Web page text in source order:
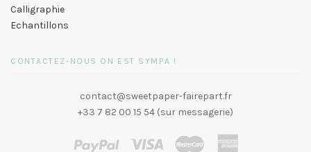
Calligraphie
Echantillons
CONTACTEZ-NOUS ON EST SYMPA !
contact@sweetpaper-fairepart.fr
+33 7 82 00 15 54 (sur messagerie)